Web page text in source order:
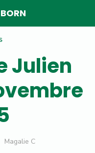
Julien
Author
Magalie C